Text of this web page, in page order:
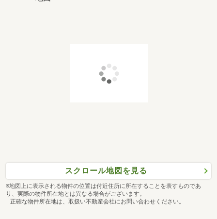
スクロール地図を見る
※地図上に表示される物件の位置は付近住所に所在することを表すものであ
り、実際の物件所在地とは異なる場合がございます。
正確な物件所在地は、取扱い不動産会社にお問い合わせください。